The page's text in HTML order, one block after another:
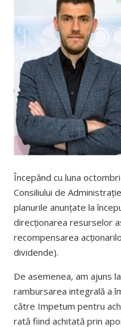
Începând cu luna
Consiliului de
planurile anunțate la
direcționarea resurselor
recompensarea
dividende).
De asemenea, am ajuns
rambursarea integrală a
către Impetum pentru
rată fiind achitată prin